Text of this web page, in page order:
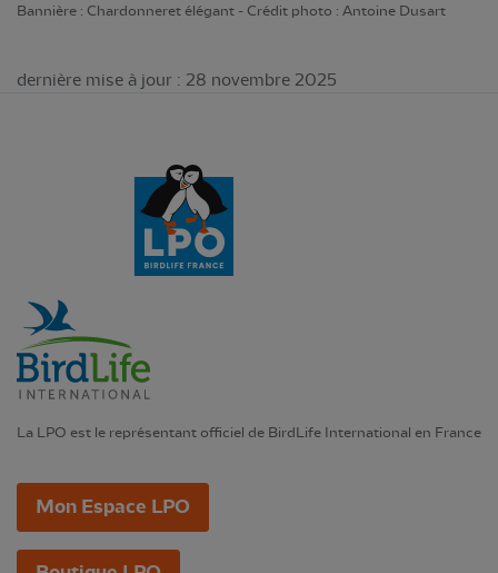
Bannière : Chardonneret élégant - Crédit photo : Antoine Dusart
dernière mise à jour : 28 novembre 2025
La LPO est le représentant officiel de BirdLife International en France
Mon Espace LPO